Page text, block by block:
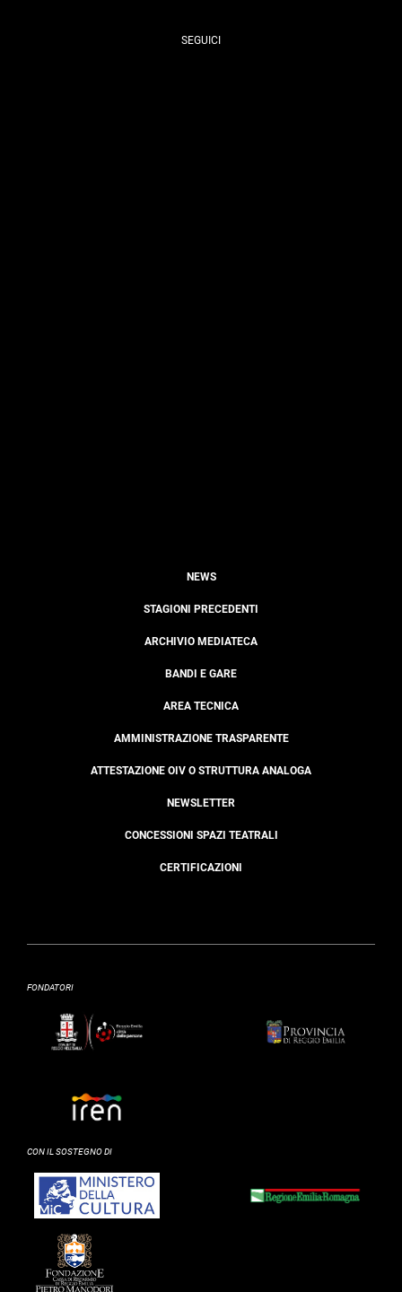
SEGUICI
NEWS
STAGIONI PRECEDENTI
ARCHIVIO MEDIATECA
BANDI E GARE
AREA TECNICA
AMMINISTRAZIONE TRASPARENTE
ATTESTAZIONE OIV O STRUTTURA ANALOGA
NEWSLETTER
CONCESSIONI SPAZI TEATRALI
CERTIFICAZIONI
FONDATORI
CON IL SOSTEGNO DI